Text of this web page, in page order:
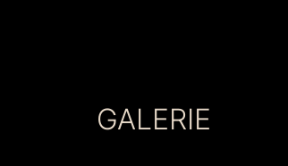
GALERIE